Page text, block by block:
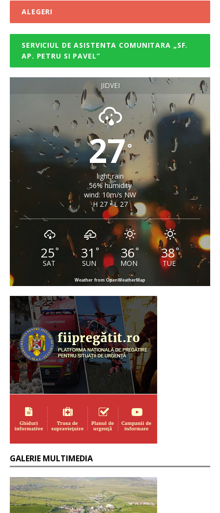
ALEGERI
SERVICIUL DE ASISTENTA COMUNITARA „SF.
AP. PETRU SI PAVEL”
JIDVEI
27°
light rain
56% humidity
wind: 10m/s NW
H 27 • L 27
25°
SAT
31 °
SUN
36°
MON
38°
TUE
Weather from OpenWeatherMap
GALERIE MULTIMEDIA